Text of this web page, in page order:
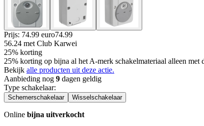
Prijs: 74.99 euro74.99
56.24 met Club Karwei
25% korting
25% korting op bijna al het A-merk schakelmateriaal alleen
Bekijk alle producten uit deze actie.
Aanbieding nog 9 dagen geldig
Type schakelaar:
Schemerschakelaar Wisselschakelaar
Online bijna uitverkocht